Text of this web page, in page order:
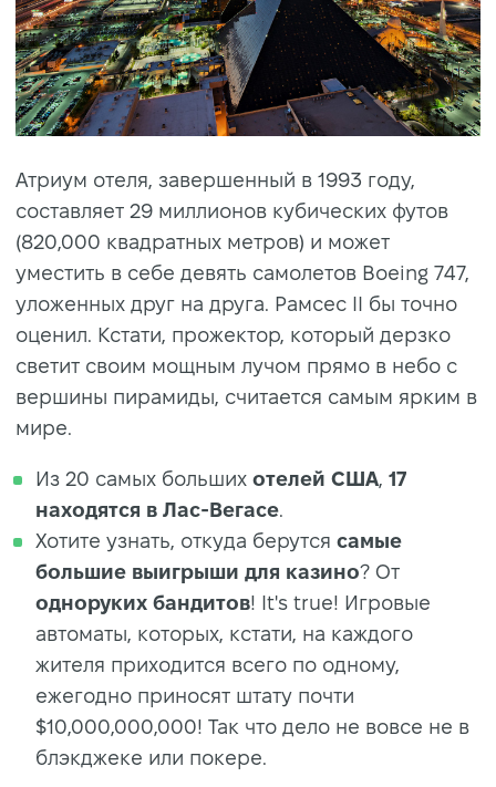
Атриум отеля, завершенный в 1993 году,
составляет 29 миллионов кубических футов
(820,000 квадратных метров) и может
уместить в себе девять самолетов Boeing 747,
уложенных друг на друга. Рамсес II бы точно
оценил. Кстати, прожектор, который дерзко
светит своим мощным лучом прямо в небо с
вершины пирамиды, считается самым ярким в
мире.
Из 20 самых больших отелей США, 17
находятся в Лас-Вегасе.
Хотите узнать, откуда берутся самые
большие выигрыши для казино? От
одноруких бандитов! It's true! Игровые
автоматы, которых, кстати, на каждого
жителя приходится всего по одному,
ежегодно приносят штату почти
$10,000,000,000! Так что дело не вовсе не в
блэкджеке или покере.